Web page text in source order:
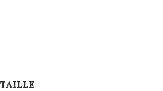
TAILLE